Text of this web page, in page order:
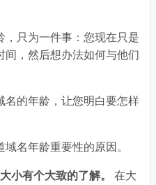
只为一件事：您现在只是
，然后想办法如何与他们
名的年龄，让您明白要怎样
名年龄重要性的原因。
小有个大致的了解。
在大